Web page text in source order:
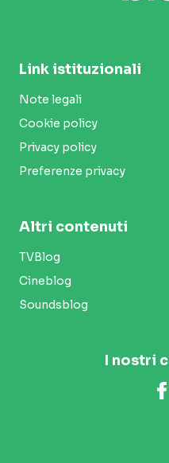
Link istituzionali
Note legali
Cookie policy
Privacy policy
Preferenze privacy
Altri contenuti
TVBlog
Cineblog
Soundsblog
I nostri